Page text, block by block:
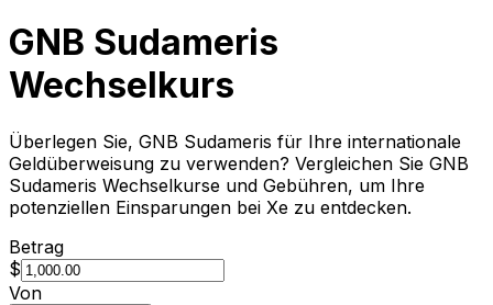
GNB Sudameris
Wechselkurs
Überlegen Sie, GNB Sudameris für Ihre internationale
Geldüberweisung zu verwenden? Vergleichen Sie GNB
Sudameris Wechselkurse und Gebühren, um Ihre
potenziellen Einsparungen bei Xe zu entdecken.
Betrag
$
Von